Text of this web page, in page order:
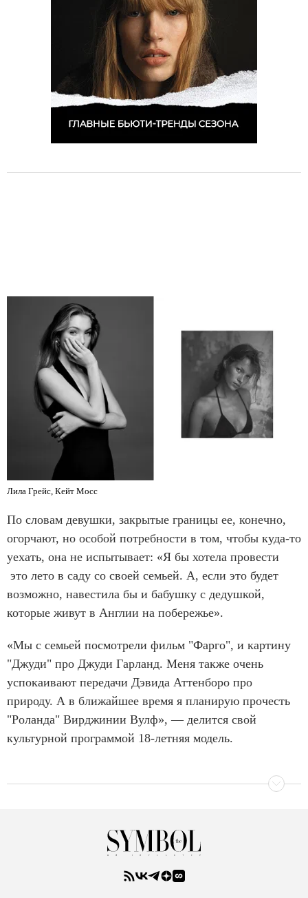
Лила Грейс, Кейт Мосс
По словам девушки, закрытые границы ее, конечно,
огорчают, но особой потребности в том, чтобы куда-то
уехать, она не испытывает: «Я бы хотела провести
это лето в саду со своей семьей. А, если это будет
возможно, навестила бы и бабушку с дедушкой,
которые живут в Англии на побережье».
«Мы с семьей посмотрели фильм "Фарго", и картину
"Джуди" про Джуди Гарланд. Меня также очень
успокаивают передачи Дэвида Аттенборо про
природу. А в ближайшее время я планирую прочесть
"Роланда" Вирджинии Вулф», — делится свой
культурной программой 18-летняя модель.